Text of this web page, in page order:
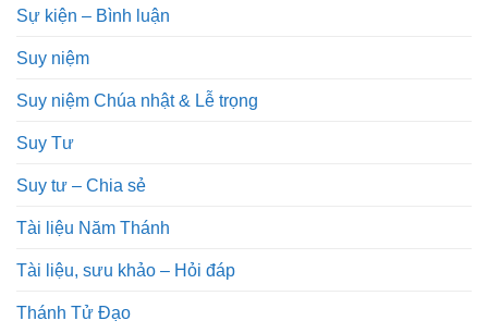
Sự kiện – Bình luận
Suy niệm
Suy niệm Chúa nhật & Lễ trọng
Suy Tư
Suy tư – Chia sẻ
Tài liệu Năm Thánh
Tài liệu, sưu khảo – Hỏi đáp
Thánh Tử Đạo